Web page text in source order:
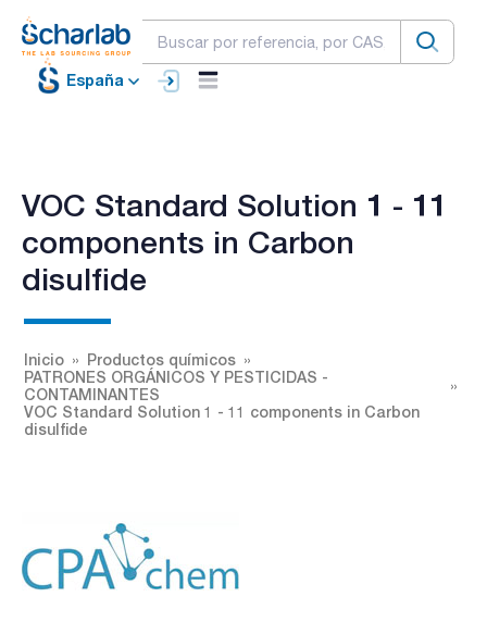
España
VOC Standard Solution 1 - 11
components in Carbon
disulfide
Inicio
Productos químicos
PATRONES ORGÁNICOS Y PESTICIDAS -
CONTAMINANTES
VOC Standard Solution 1 - 11 components in Carbon
disulfide